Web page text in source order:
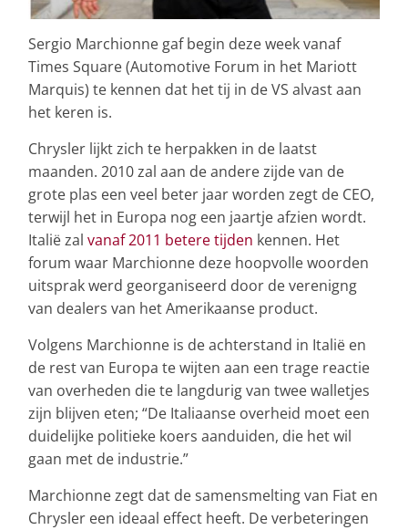
Sergio Marchionne gaf begin deze week vanaf
Times Square (Automotive Forum in het Mariott
Marquis) te kennen dat het tij in de VS alvast aan
het keren is.
Chrysler lijkt zich te herpakken in de laatst
maanden. 2010 zal aan de andere zijde van de
grote plas een veel beter jaar worden zegt de CEO,
terwijl het in Europa nog een jaartje afzien wordt.
Italië zal vanaf 2011 betere tijden kennen. Het
forum waar Marchionne deze hoopvolle woorden
uitsprak werd georganiseerd door de verenigng
van dealers van het Amerikaanse product.
Volgens Marchionne is de achterstand in Italië en
de rest van Europa te wijten aan een trage reactie
van overheden die te langdurig van twee walletjes
zijn blijven eten; “De Italiaanse overheid moet een
duidelijke politieke koers aanduiden, die het wil
gaan met de industrie.”
Marchionne zegt dat de samensmelting van Fiat en
Chrysler een ideaal effect heeft. De verbeteringen